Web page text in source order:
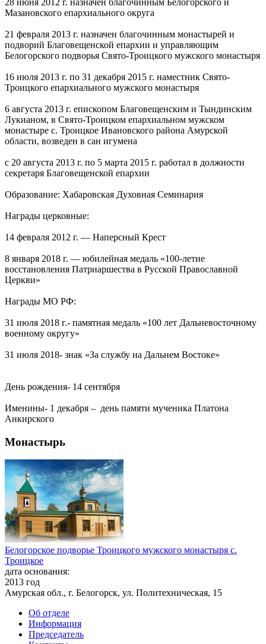
Мазановского епархиального округа
21 февраля 2013 г. назначен благочинным монастырей и
подворий Благовещенской епархии и управляющим
Белогорского подворья Свято-Троицкого мужского монастыря
16 июля 2013 г. по 31 декабря 2015 г. наместник Свято-
Троицкого епархиального мужского монастыря
6 августа 2013 г. епископом Благовещенским и Тындинским
Лукианом, в Свято-Троицком епархиальном мужском
монастыре с. Троицкое Ивановского района Амурской
области, возведен в сан игумена
с 20 августа 2013 г. по 5 марта 2015 г. работал в должности
секретаря Благовещенской епархии
Образование: Хабаровская Духовная Семинария
Награды церковные:
14 февраля 2012 г. — Наперсный Крест
8 января 2018 г. — юбилейная медаль «100-летие
восстановления Патриаршества в Русской Православной
Церкви»
Награды МО РФ:
31 июля 2018 г.- памятная медаль «100 лет Дальневосточному
военному округу»
31 июля 2018- знак «За службу на Дальнем Востоке»
День рождения- 14 сентября
Именины- 1 декабря – день памяти мученика Платона
Анкирского
Монастырь
Белогорское подворье Троицкого мужского монастыря с.
Троицкое
дата основания:
2013 год
Амурская обл., г. Белогорск, ул. Политехническая, 15
Об отделе
Информация
Председатель